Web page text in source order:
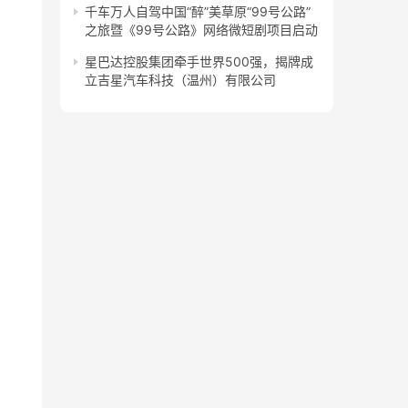
千车万人自驾中国“醉”美草原“99号公路”
之旅暨《99号公路》网络微短剧项目启动
星巴达控股集团牵手世界500强，揭牌成
立吉星汽车科技（温州）有限公司